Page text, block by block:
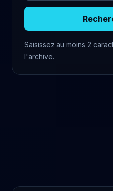
Saisissez au moins 2
l'archive.